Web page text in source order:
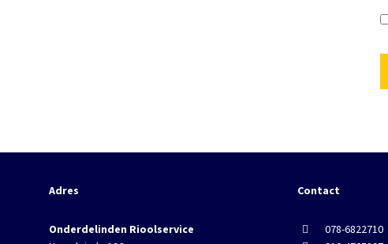
Adres
Onderdelinden Rioolservice
Contact
078-6822710